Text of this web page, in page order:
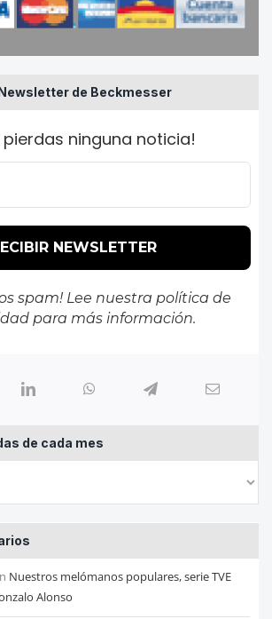
de Beckmesser
pierdas ninguna noticia!
spam! Lee nuestra política de
para más información.
de cada mes
Nuestros melómanos populares, serie TVE
Alonso